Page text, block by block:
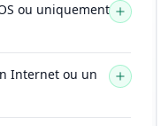
ou uniquement
Internet ou un